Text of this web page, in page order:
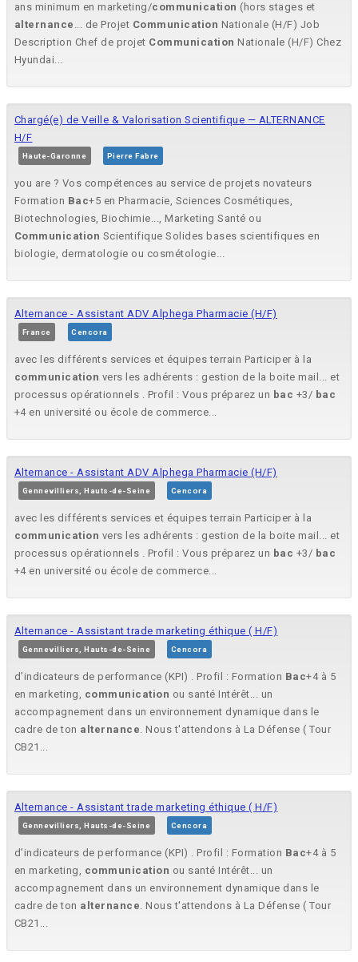
ans minimum en marketing/communication (hors stages et
alternance ... de Projet Communication Nationale (H/F) Job
Description Chef de projet Communication Nationale (H/F) Chez
Hyundai...
Chargé(e) de Veille & Valorisation Scientifique — ALTERNANCE
H/F
Haute-Garonne Pierre Fabre
you are ? Vos compétences au service de projets novateurs ​
Formation Bac+5 en Pharmacie, Sciences Cosmétiques,
Biotechnologies, Biochimie..., Marketing Santé ou
Communication Scientifique Solides bases scientifiques en
biologie, dermatologie ou cosmétologie...
Alternance - Assistant ADV Alphega Pharmacie (H/F)
France Cencora
avec les différents services et équipes terrain Participer à la
communication vers les adhérents : gestion de la boite mail... et
processus opérationnels . Profil : Vous préparez un bac +3/ bac
+4 en université ou école de commerce...
Alternance - Assistant ADV Alphega Pharmacie (H/F)
Gennevilliers, Hauts-de-Seine Cencora
avec les différents services et équipes terrain Participer à la
communication vers les adhérents : gestion de la boite mail... et
processus opérationnels . Profil : Vous préparez un bac +3/ bac
+4 en université ou école de commerce...
Alternance - Assistant trade marketing éthique ( H/F)
Gennevilliers, Hauts-de-Seine Cencora
d’indicateurs de performance (KPI) . Profil : Formation Bac+4 à 5
en marketing, communication ou santé Intérêt... un
accompagnement dans un environnement dynamique dans le
cadre de ton alternance. Nous t'attendons à La Défense ( Tour
CB21...
Alternance - Assistant trade marketing éthique ( H/F)
Gennevilliers, Hauts-de-Seine Cencora
d’indicateurs de performance (KPI) . Profil : Formation Bac+4 à 5
en marketing, communication ou santé Intérêt... un
accompagnement dans un environnement dynamique dans le
cadre de ton alternance. Nous t'attendons à La Défense ( Tour
CB21...